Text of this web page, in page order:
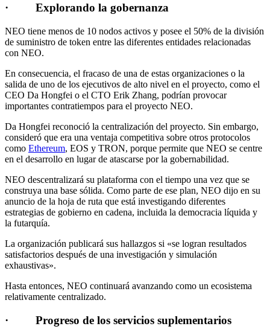
· Explorando la gobernanza
NEO tiene menos de 10 nodos activos y posee el 50% de la división
de suministro de token entre las diferentes entidades relacionadas
con NEO.
En consecuencia, el fracaso de una de estas organizaciones o la
salida de uno de los ejecutivos de alto nivel en el proyecto, como el
CEO Da Hongfei o el CTO Erik Zhang, podrían provocar
importantes contratiempos para el proyecto NEO.
Da Hongfei reconoció la centralización del proyecto. Sin embargo,
consideró que era una ventaja competitiva sobre otros protocolos
como Ethereum, EOS y TRON, porque permite que NEO se centre
en el desarrollo en lugar de atascarse por la gobernabilidad.
NEO descentralizará su plataforma con el tiempo una vez que se
construya una base sólida. Como parte de ese plan, NEO dijo en su
anuncio de la hoja de ruta que está investigando diferentes
estrategias de gobierno en cadena, incluida la democracia líquida y
la futarquía.
La organización publicará sus hallazgos si «se logran resultados
satisfactorios después de una investigación y simulación
exhaustivas».
Hasta entonces, NEO continuará avanzando como un ecosistema
relativamente centralizado.
· Progreso de los servicios suplementarios